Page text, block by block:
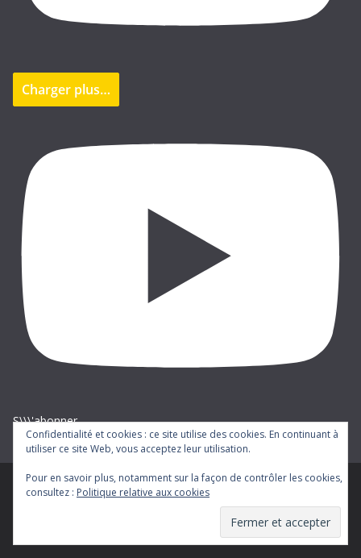
Charger plus…
S\\\'abonner
. Tous droits réservés.
par ThemeGrill. Propulsé parWordPress
Confidentialité et cookies : ce site utilise des cookies. En continuant à
utiliser ce site Web, vous acceptez leur utilisation.
Pour en savoir plus, notamment sur la façon de contrôler les cookies,
consultez : Politique relative aux cookies